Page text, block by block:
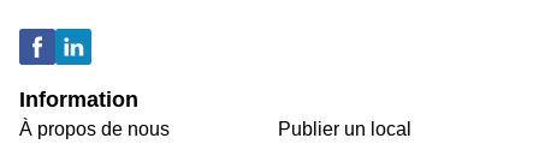
Information
À propos de nous
Publier un local